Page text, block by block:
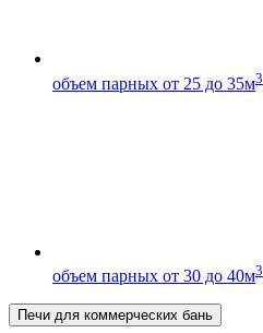
объем парных от 25 до 35м3
объем парных от 30 до 40м3
Печи для коммерческих бань